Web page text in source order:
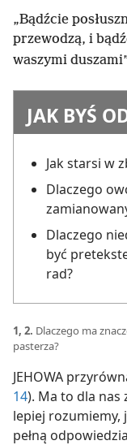
„Bądźcie
przewodzą, i
waszymi
JAK BYŚ
Jak starsi w
Dlaczego
Dlaczego
być
rad?
1, 2. Dlaczego ma
pasterza?
JEHOWA
14). Ma to dla nas
lepiej rozumiemy,
pełną